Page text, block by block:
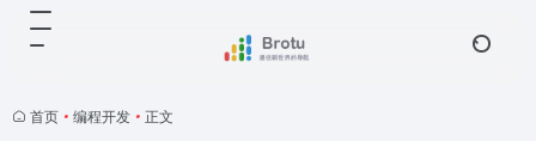
首页 • 编程开发 • 正文